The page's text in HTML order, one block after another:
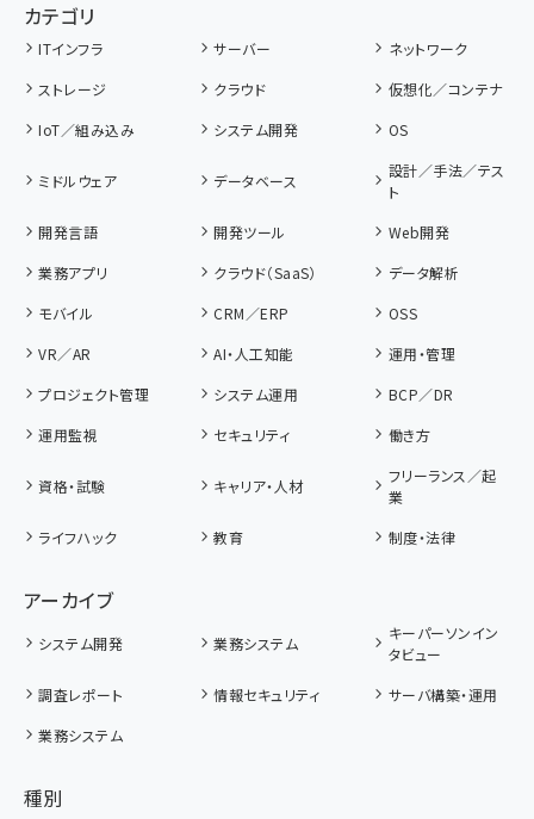
カテゴリ
ITインフラ サーバー
ネットワーク
ストレージ
クラウド
仮想化／コンテナ
IoT／組み込み
システム開発 OS
ミドルウェア データベース
設計／手法／テス
ト
開発言語
開発ツール
Web開発
業務アプリ
クラウド（SaaS）
データ解析
モバイル
CRM／ERP
OSS
VR／AR
AI・人工知能
運用・管理
プロジェクト管理
システム運用
BCP／DR
運用監視
セキュリティ 働き方
資格・試験 キャリア・人材
フリーランス／起
業
ライフハック
教育 制度・法律
アーカイブ
システム開発 業務システム
キーパーソンイン
タビュー
調査レポート
情報セキュリティ
サーバ構築・運用
業務システム
種別